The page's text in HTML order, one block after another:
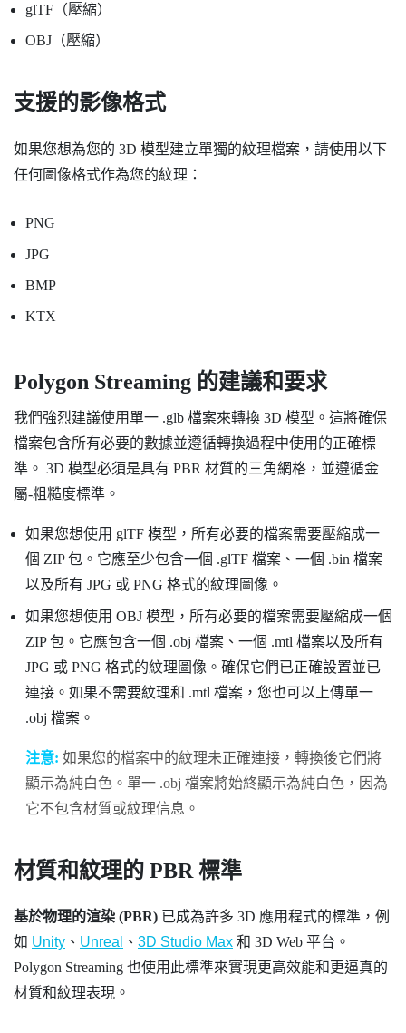
glTF（壓縮）
OBJ（壓縮）
支援的影像格式
如果您想為您的 3D 模型建立單獨的紋理檔案，請使用以下
任何圖像格式作為您的紋理：
PNG
JPG
BMP
KTX
Polygon Streaming 的建議和要求
我們強烈建議使用單一 .glb 檔案來轉換 3D 模型。這將確保
檔案包含所有必要的數據並遵循轉換過程中使用的正確標
準。 3D 模型必須是具有 PBR 材質的三角網格，並遵循金
屬-粗糙度標準。
如果您想使用 glTF 模型，所有必要的檔案需要壓縮成一
個 ZIP 包。它應至少包含一個 .glTF 檔案、一個 .bin 檔案
以及所有 JPG 或 PNG 格式的紋理圖像。
如果您想使用 OBJ 模型，所有必要的檔案需要壓縮成一個
ZIP 包。它應包含一個 .obj 檔案、一個 .mtl 檔案以及所有
JPG 或 PNG 格式的紋理圖像。確保它們已正確設置並已
連接。如果不需要紋理和 .mtl 檔案，您也可以上傳單一
.obj 檔案。
注意: 如果您的檔案中的紋理未正確連接，轉換後它們將
顯示為純白色。單一 .obj 檔案將始終顯示為純白色，因為
它不包含材質或紋理信息。
材質和紋理的 PBR 標準
基於物理的渲染 (PBR) 已成為許多 3D 應用程式的標準，例
如 Unity 、 Unreal 、 3D Studio Max 和 3D Web 平台。
Polygon Streaming 也使用此標準來實現更高效能和更逼真的
材質和紋理表現。